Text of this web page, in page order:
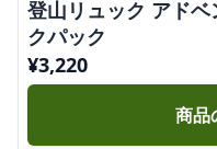
登山リュック アド
クパック
¥3,220
商品